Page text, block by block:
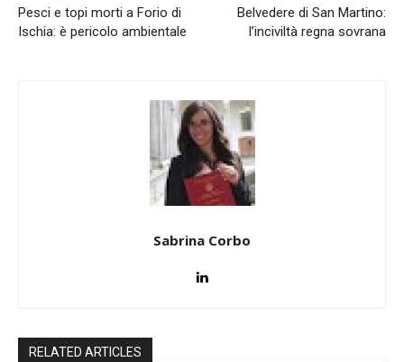
Pesci e topi morti a Forio di
Ischia: è pericolo ambientale
Belvedere di San Martino:
l’inciviltà regna sovrana
Sabrina Corbo
RELATED ARTICLES